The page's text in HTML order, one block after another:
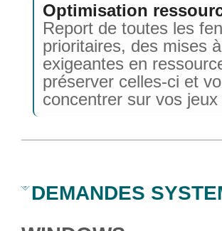
Optimisation
Report de toutes les
prioritaires, des mises
exigeantes en
préserver celles-ci et
concentrer sur vos
DEMANDES